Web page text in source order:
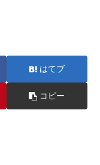
はてブ
コピー